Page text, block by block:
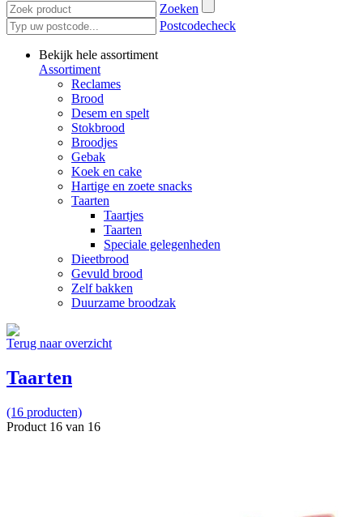
Zoeken
Postcodecheck
Bekijk hele assortiment
Assortiment
Reclames
Brood
Desem en spelt
Stokbrood
Broodjes
Gebak
Koek en cake
Hartige en zoete snacks
Taarten
Taartjes
Taarten
Speciale gelegenheden
Dieetbrood
Gevuld brood
Zelf bakken
Duurzame broodzak
Terug naar overzicht
Taarten
(16 producten)
Product 16 van 16